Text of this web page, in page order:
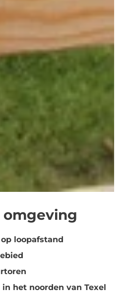
loopafstand
het noorden van Texel